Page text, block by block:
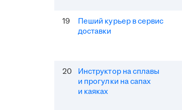
19
Пеший курьер в сервис
доставки
20
Инструктор на сплавы
и прогулки на сапах
и каяках